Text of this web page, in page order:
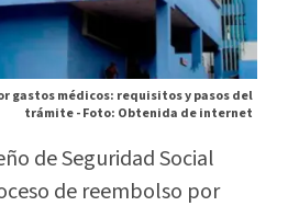
gastos médicos: requisitos y pasos del
trámite -Foto: Obtenida de internet
de Seguridad Social
de reembolso por